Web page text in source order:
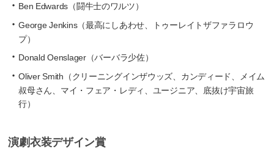
Ben Edwards（闘牛士のワルツ）
George Jenkins（最高にしあわせ、トゥーレイトザファラロウ
プ）
Donald Oenslager（バーバラ少佐）
Oliver Smith（クリーニングインザウッズ、カンディード、メイム
叔母さん、マイ・フェア・レディ、ユージニア、底抜け宇宙旅
行）
演劇衣装デザイン賞